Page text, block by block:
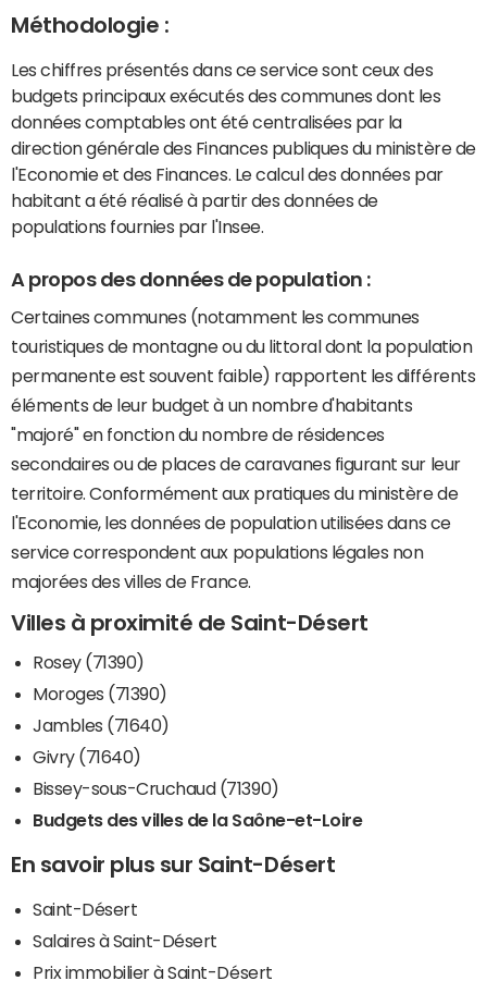
Méthodologie :
Les chiffres présentés dans ce service sont ceux des
budgets principaux exécutés des communes dont les
données comptables ont été centralisées par la
direction générale des Finances publiques du ministère de
l'Economie et des Finances. Le calcul des données par
habitant a été réalisé à partir des données de
populations fournies par l'Insee.
A propos des données de population :
Certaines communes (notamment les communes
touristiques de montagne ou du littoral dont la population
permanente est souvent faible) rapportent les différents
éléments de leur budget à un nombre d'habitants
"majoré" en fonction du nombre de résidences
secondaires ou de places de caravanes figurant sur leur
territoire. Conformément aux pratiques du ministère de
l'Economie, les données de population utilisées dans ce
service correspondent aux populations légales non
majorées des villes de France.
Villes à proximité de Saint-Désert
Rosey (71390)
Moroges (71390)
Jambles (71640)
Givry (71640)
Bissey-sous-Cruchaud (71390)
Budgets des villes de la Saône-et-Loire
En savoir plus sur Saint-Désert
Saint-Désert
Salaires à Saint-Désert
Prix immobilier à Saint-Désert